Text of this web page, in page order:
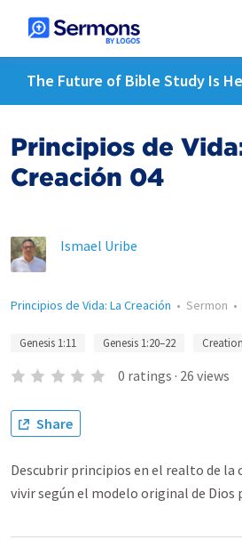
The Future of Bible Study Is
Principios de
Creación 04
Ismael Uribe
Principios de Vida: La Creación • Sermon •
Genesis 1:11 Genesis 1:20–22 Creation
0 ratings · 26 views
Share
Descubrir principios en el realto de la
vivir según el modelo original de Dios